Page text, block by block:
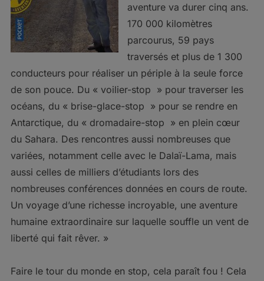
aventure va durer cinq ans.
170 000 kilomètres
parcourus, 59 pays
traversés et plus de 1 300
conducteurs pour réaliser un périple à la seule force
de son pouce. Du « voilier-stop » pour traverser les
océans, du « brise-glace-stop » pour se rendre en
Antarctique, du « dromadaire-stop » en plein cœur
du Sahara. Des rencontres aussi nombreuses que
variées, notamment celle avec le Dalaï-Lama, mais
aussi celles de milliers d’étudiants lors des
nombreuses conférences données en cours de route.
Un voyage d’une richesse incroyable, une aventure
humaine extraordinaire sur laquelle souffle un vent de
liberté qui fait rêver. »
Faire le tour du monde en stop, cela paraît fou ! Cela